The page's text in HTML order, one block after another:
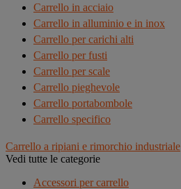
Carrello in acciaio
Carrello in alluminio e in inox
Carrello per carichi alti
Carrello per fusti
Carrello per scale
Carrello pieghevole
Carrello portabombole
Carrello specifico
Carrello a ripiani e rimorchio industriale
Vedi tutte le categorie
Accessori per carrello